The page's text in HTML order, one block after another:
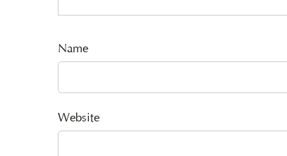
Name
Website